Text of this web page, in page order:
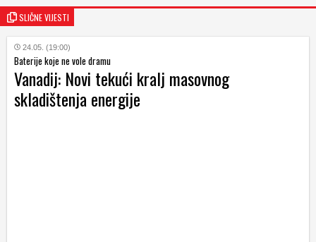
SLIČNE VIJESTI
24.05. (19:00)
Baterije koje ne vole dramu
Vanadij: Novi tekući kralj masovnog
skladištenja energije